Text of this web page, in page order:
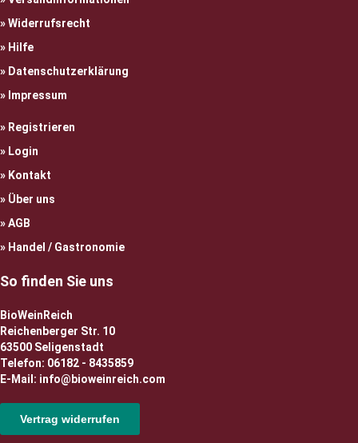
Widerrufsrecht
Hilfe
Datenschutzerklärung
Impressum
Registrieren
Login
Kontakt
Über uns
AGB
Handel / Gastronomie
So finden Sie uns
BioWeinReich
Reichenberger Str. 10
63500 Seligenstadt
Telefon: 06182 - 8435859
E-Mail: info@bioweinreich.com
Vertrag widerrufen